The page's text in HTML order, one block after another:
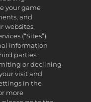
Paylaşma
your game
and
websites,
(“Sites”).
information
parties.
or declining
visit and
in the
more